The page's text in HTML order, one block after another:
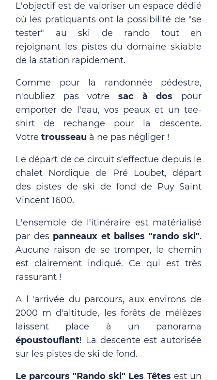
L'objectif est de valoriser un espace dédié
où les pratiquants ont la possibilité de "se
tester" au ski de rando tout en
rejoignant les pistes du domaine skiable
de la station rapidement.
Comme pour la randonnée pédestre,
n'oubliez pas votre sac à dos pour
emporter de l'eau, vos peaux et un tee-
shirt de rechange pour la descente.
Votre trousseau à ne pas négliger !
Le départ de ce circuit s'effectue depuis le
chalet Nordique de Pré Loubet, départ
des pistes de ski de fond de Puy Saint
Vincent 1600.
L'ensemble de l'itinéraire est matérialisé
par des panneaux et balises "rando ski".
Aucune raison de se tromper, le chemin
est clairement indiqué. Ce qui est très
rassurant !
A l 'arrivée du parcours, aux environs de
2000 m d'altitude, les forêts de mélèzes
laissent place à un panorama
époustouflant! La descente est autorisée
sur les pistes de ski de fond.
Le parcours "Rando ski" Les Têtes est un